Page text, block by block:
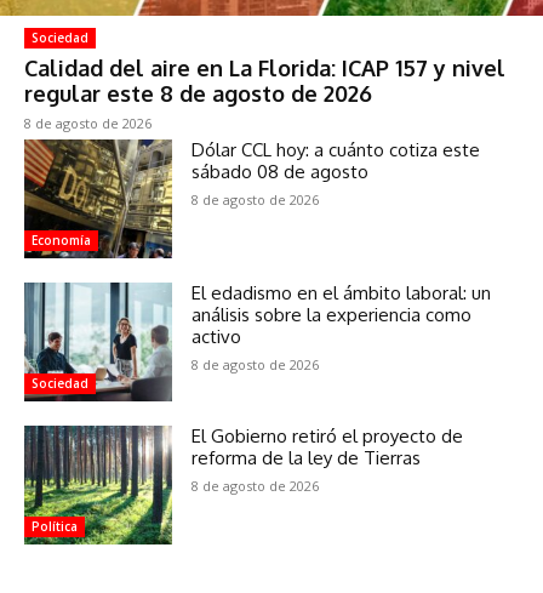
Sociedad
Calidad del aire en La Florida: ICAP 157 y nivel
regular este 8 de agosto de 2026
8 de agosto de 2026
Economía
Dólar CCL hoy: a cuánto cotiza este
sábado 08 de agosto
8 de agosto de 2026
Sociedad
El edadismo en el ámbito laboral: un
análisis sobre la experiencia como
activo
8 de agosto de 2026
Política
El Gobierno retiró el proyecto de
reforma de la ley de Tierras
8 de agosto de 2026